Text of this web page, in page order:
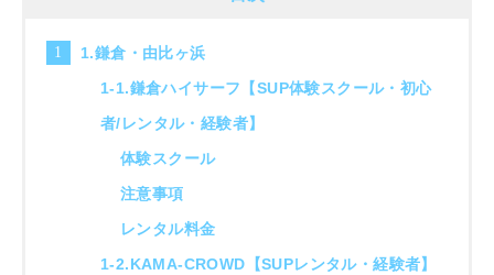
1.鎌倉・由比ヶ浜
1-1.鎌倉ハイサーフ【SUP体験スクール・初心
者/レンタル・経験者】
体験スクール
注意事項
レンタル料金
1-2.KAMA-CROWD【SUPレンタル・経験者】